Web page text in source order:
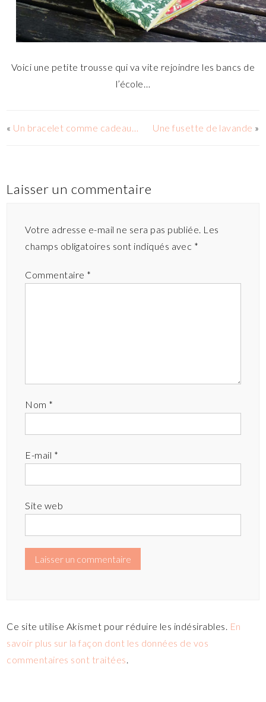
Voici une petite trousse qui va vite rejoindre les bancs de
l’école…
« Un bracelet comme cadeau… Une fusette de lavande »
Laisser un commentaire
Votre adresse e-mail ne sera pas publiée. Les
champs obligatoires sont indiqués avec *
Commentaire *
Nom *
E-mail *
Site web
Ce site utilise Akismet pour réduire les indésirables. En
savoir plus sur la façon dont les données de vos
commentaires sont traitées.